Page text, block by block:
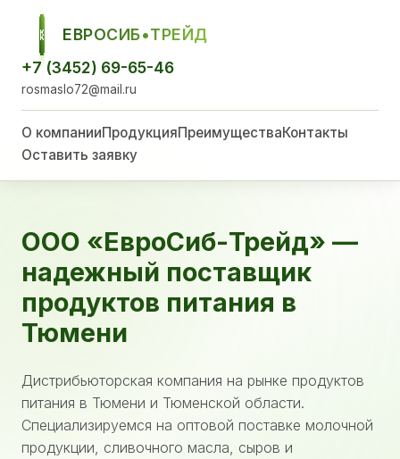
ЕСТ
ЕВРОСИБ•ТРЕЙД
+7 (3452) 69-65-46
rosmaslo72@mail.ru
О компанииПродукцияПреимуществаКонтакты
Оставить заявку
ООО «ЕвроСиб-Трейд» —
надежный поставщик
продуктов питания в
Тюмени
Дистрибьюторская компания на рынке продуктов
питания в Тюмени и Тюменской области.
Специализируемся на оптовой поставке молочной
продукции, сливочного масла, сыров и